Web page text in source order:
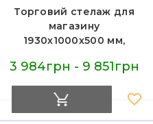
Торговий стелаж для
магазину
1930х1000х500 мм,
металевий, пристінний,
антрацит
3 984грн - 9 851грн